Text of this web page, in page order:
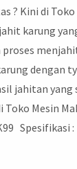
? Kini di Toko
karung
dengan
jahitan yang
Mesin
Spesifikasi